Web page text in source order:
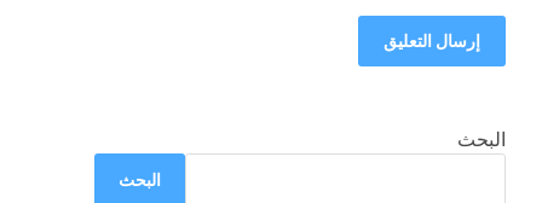
البحث
البحث